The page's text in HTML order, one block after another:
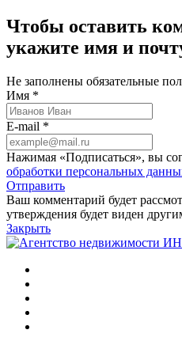
Чтобы оставить
укажите имя и
Не заполнены обязательные
Имя *
E-mail *
Нажимая «Подписаться», вы
обработки персональных
Отправить
Ваш комментарий будет
утверждения будет виден
Закрыть